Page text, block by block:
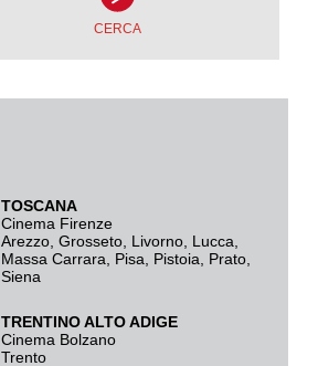
TOSCANA
Cinema Firenze
Arezzo Grosseto Livorno Lucca
Massa Carrara
Pisa Pistoia Prato
Siena
TRENTINO ALTO ADIGE
Cinema Bolzano
Trento